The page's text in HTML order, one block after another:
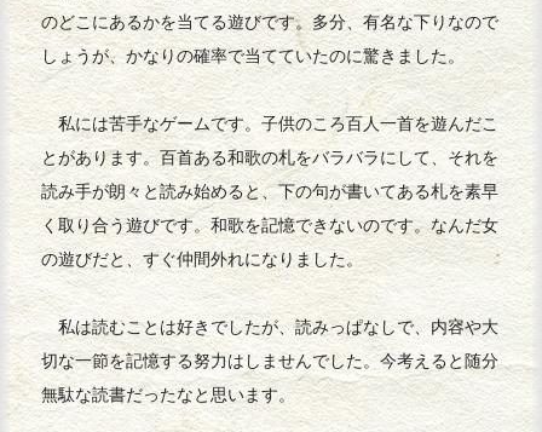
のどこにあるかを当てる遊びです。多分、有名な下りなので
しょうが、かなりの確率で当てていたのに驚きました。
私には苦手なゲームです。子供のころ百人一首を遊んだこ
とがあります。百首ある和歌の札をバラバラにして、それを
読み手が朗々と読み始めると、下の句が書いてある札を素早
く取り合う遊びです。和歌を記憶できないのです。なんだ女
の遊びだと、すぐ仲間外れになりました。
私は読むことは好きでしたが、読みっぱなしで、内容や大
切な一節を記憶する努力はしませんでした。今考えると随分
無駄な読書だったなと思います。